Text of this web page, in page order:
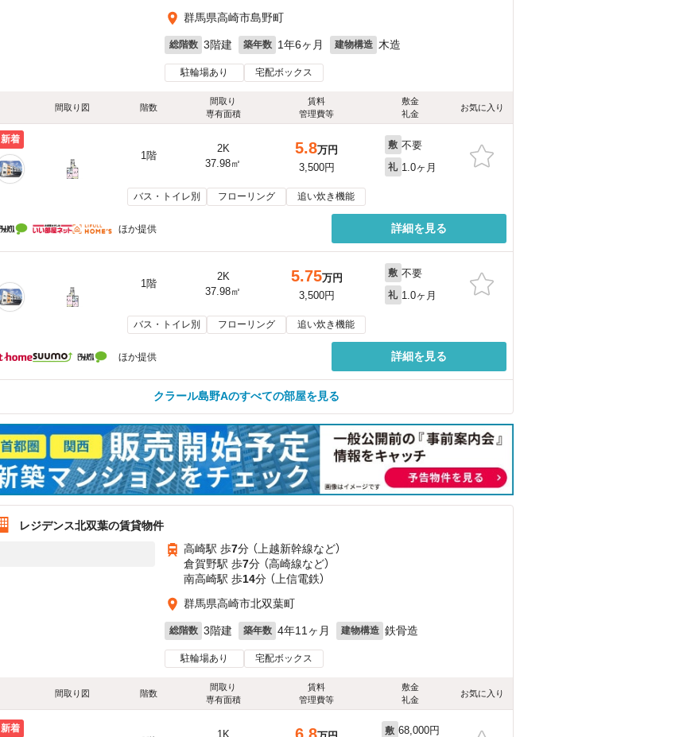
群馬県高崎市島野町
総階数 3階建 築年数 1年6ヶ月 建物構造 木造
駐輪場あり 宅配ボックス
間取り図 階数
間取り
専有面積
賃料
管理費等
敷金
礼金
お気に入り
新着
1階
2K
37.98㎡
5.8万円
3,500円
敷 不要
礼 1.0ヶ月
バス・トイレ別 フローリング 追い炊き機能
ほか提供 詳細を見る
1階
2K
37.98㎡
5.75万円
3,500円
敷 不要
礼 1.0ヶ月
バス・トイレ別 フローリング 追い炊き機能
ほか提供 詳細を見る
クラール島野Aのすべての部屋を見る
レジデンス北双葉の賃貸物件
高崎駅 歩7分 （上越新幹線など）
倉賀野駅 歩7分 （高崎線など）
南高崎駅 歩14分 （上信電鉄）
群馬県高崎市北双葉町
総階数 3階建 築年数 4年11ヶ月 建物構造 鉄骨造
駐輪場あり 宅配ボックス
間取り図 階数
間取り
専有面積
賃料
管理費等
敷金
礼金
お気に入り
新着
1K
6.8 敷 68,000円